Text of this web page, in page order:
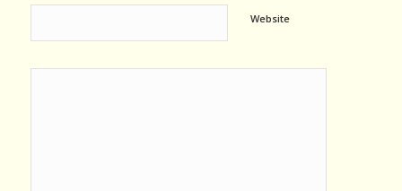
Website